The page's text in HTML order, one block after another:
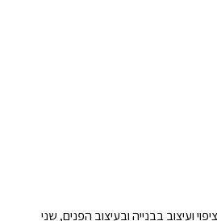
ועיצוב בבנייה ובעיצוב הפנים, שני